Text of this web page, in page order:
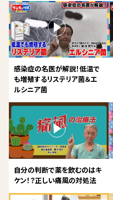
感染症の名医が解説！低温で
も増殖するリステリア菌＆エ
ルシニア菌
自分の判断で薬を飲むのはキ
ケン！？正しい痛風の対処法